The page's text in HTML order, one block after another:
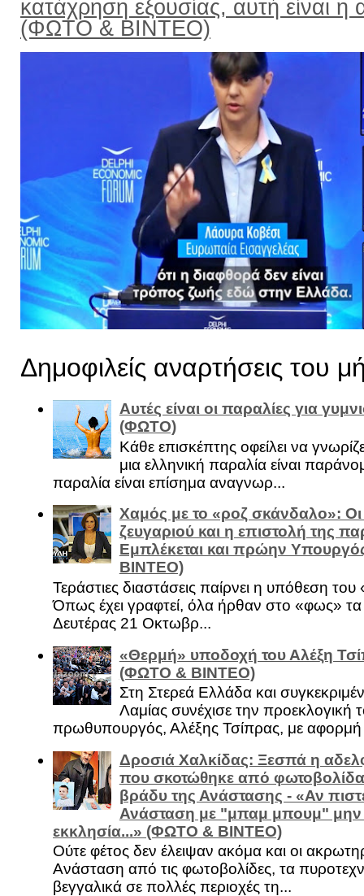
κατάχρηση εξουσίας, αυτή είναι η
(ΦΩΤΟ & ΒΙΝΤΕΟ)
Δημοφιλείς αναρτήσεις του
Αυτές είναι οι παραλίες για
(ΦΩΤΟ)
Κάθε επισκέπτης οφείλει να
μια ελληνική παραλία είναι
παραλία είναι επίσημα αναγνωρ...
Χαμός με το «ροζ σκάνδαλο»: Οι
ζευγαριού και η επιστολή της
Εμπλέκεται και πρώην
ΒΙΝΤΕΟ)
Τεράστιες διαστάσεις παίρνει η υπόθεση
Όπως έχει γραφτεί, όλα ήρθαν στο «φως»
Δευτέρας 21 Οκτωβρ...
«Θερμή» υποδοχή του Αλέξη
(ΦΩΤΟ & ΒΙΝΤΕΟ)
Στη Στερεά Ελλάδα και
Λαμίας συνέχισε την προεκλογική
πρωθυπουργός, Αλέξης Τσίπρας, με αφορμή
Δροσιά Χαλκίδας: Ξεσπά η
που σκοτώθηκε από φωτοβολίδα
βράδυ της Ανάστασης - «Αν
Ανάσταση με "μπαμ μπουμ" μην
εκκλησία...» (ΦΩΤΟ & ΒΙΝΤΕΟ)
Ούτε φέτος δεν έλειψαν ακόμα και οι
Ανάσταση από τις φωτοβολίδες, τα
βεγγαλικά σε πολλές περιοχές τη...